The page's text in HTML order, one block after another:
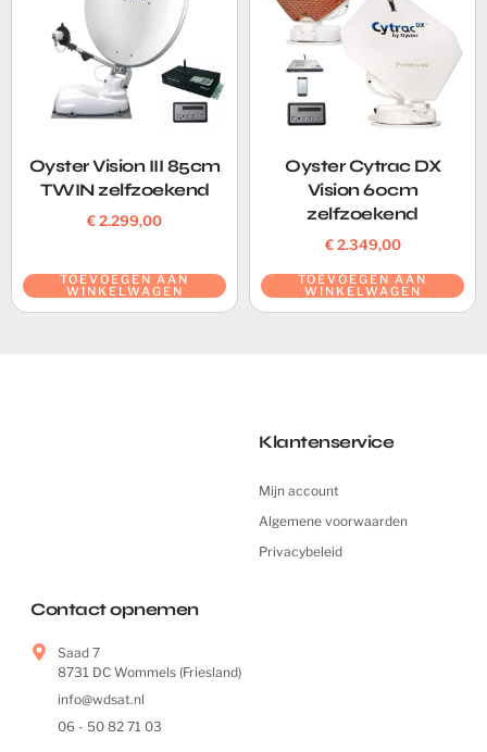
Oyster Vision III 85cm
TWIN zelfzoekend
€2.299,00
TOEVOEGEN AAN
WINKELWAGEN
Oyster Cytrac DX
Vision 60cm
zelfzoekend
€2.349,00
TOEVOEGEN AAN
WINKELWAGEN
Klantenservice
Mijn account
Algemene voorwaarden
Privacybeleid
Contact opnemen
Saad 7
8731 DC Wommels (Friesland)
info@wdsat.nl
06 - 50 82 71 03